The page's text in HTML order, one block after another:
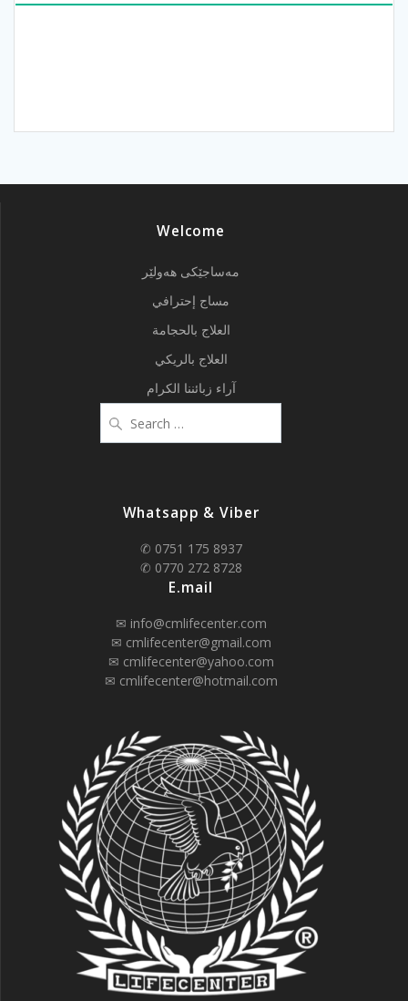
Welcome
مەساجێکی هەولێر
مساج إحترافي
العلاج بالحجامة
العلاج بالريكي
آراء زبائننا الكرام
for:
Whatsapp & Viber
✆ 0751 175 8937
✆ 0770 272 8728
E.mail
✉ info@cmlifecenter.com
✉ cmlifecenter@gmail.com
✉ cmlifecenter@yahoo.com
✉ cmlifecenter@hotmail.com